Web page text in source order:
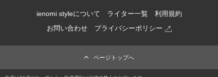
ienomi styleについて ライター一覧
利用規約
お問い合わせ
プライバシーポリシー
ページトップへ